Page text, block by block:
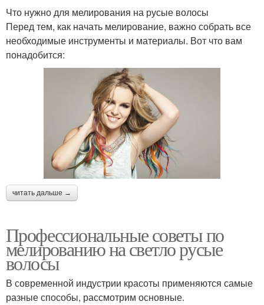
Что нужно для мелирования на русые волосы
Перед тем, как начать мелирование, важно собрать все
необходимые инструменты и материалы. Вот что вам
понадобится:
читать дальше →
Профессиональные советы по
мелированию на светло русые
волосы
В современной индустрии красоты применяются самые
разные способы, рассмотрим основные.